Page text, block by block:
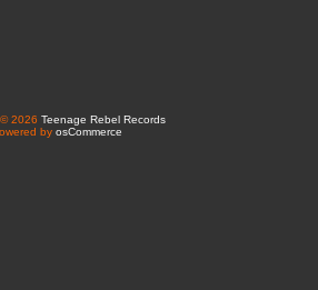
2026 Teenage Rebel Records
by osCommerce